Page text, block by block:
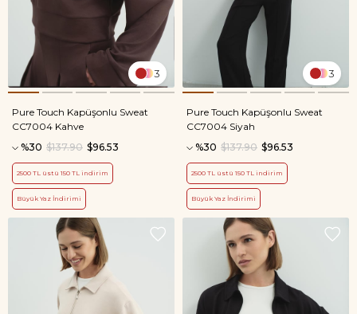
3
Pure Touch Kapüşonlu Sweat
CC7004 Kahve
%30
$96.53
$137.90
2500 TL üstü 150 TL indirim
Büyük Yaz İndirimi
3
Pure Touch Kapüşonlu Sweat
CC7004 Siyah
%30
$96.53
$137.90
2500 TL üstü 150 TL indirim
Büyük Yaz İndirimi